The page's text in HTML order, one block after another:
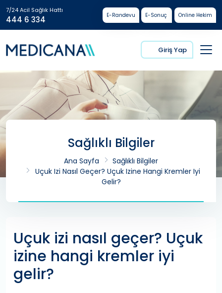
7/24 Acil Sağlık Hattı
444 6 334 E-Randevu E-Sonuç Online Hekim
Giriş Yap
Sağlıklı Bilgiler
Ana Sayfa
Sağlıklı Bilgiler
Uçuk Izi Nasıl Geçer? Uçuk Izine Hangi Kremler Iyi
Gelir?
Uçuk izi nasıl geçer? Uçuk
izine hangi kremler iyi
gelir?